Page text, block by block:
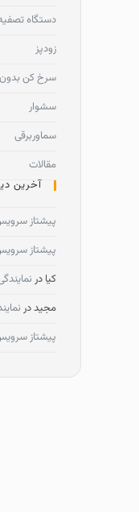
دستگاه
زودپز
سرخ کن
سشوار
سماوربرقی
مقالات
آخرین
پیشتاز
پیشتاز
کیا در
مجیددر
پیشتاز